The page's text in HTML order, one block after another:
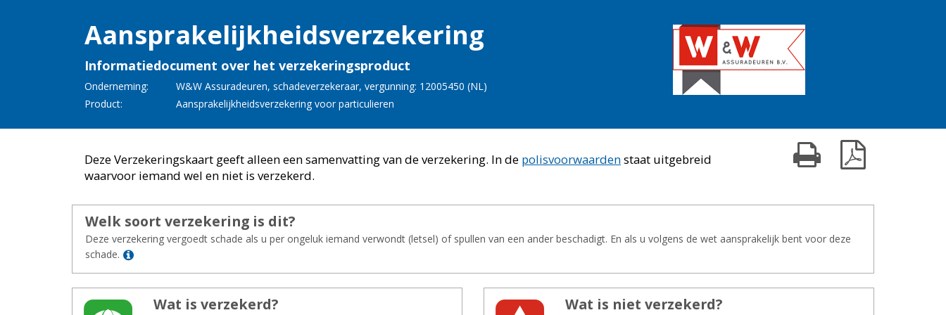
Aan­spra­ke­lijk­heids­ver­ze­ke­ring
Informatiedocument over het verzekeringsproduct
Onderneming: W&W As­su­ra­deu­ren, scha­de­ver­ze­ke­raar, vergunning: 12005450 (NL)
Product:
Aan­spra­ke­lijk­heids­ver­ze­ke­ring voor par­ti­cu­lie­ren
Deze Verzekeringskaart geeft alleen een samenvatting van de verzekering. In de polisvoorwaardenstaat uitgebreid
waarvoor iemand wel en niet is verzekerd.
Print kaartDownload PDF
Welk soort ver­ze­ke­ring is dit?
Deze verzekering vergoedt schade als u per ongeluk iemand verwondt (letsel) of spullen van een ander beschadigt. En als u volgens de wet aansprakelijk bent voor deze
schade.
Lees meer
Wat is ver­ze­kerd? Wat is niet ver­ze­kerd?